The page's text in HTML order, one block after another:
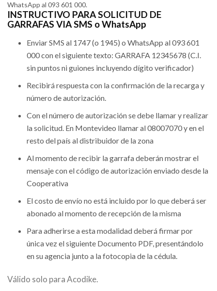
WhatsApp al 093 601 000.
INSTRUCTIVO PARA SOLICITUD DE
GARRAFAS VIA SMS o WhatsApp
Enviar SMS al 1747 (o 1945) o WhatsApp al 093 601
000con el siguiente texto: GARRAFA 12345678 (C.I.
sin puntos ni guiones incluyendo dígito verificador)
Recibirá respuesta con la confirmación de la recarga y
número de autorización.
Con el número de autorización se debe llamar y realizar
la solicitud. En Montevideo llamar al 08007070 y en el
resto del país al distribuidor de la zona
Al momento de recibir la garrafa deberán mostrar el
mensaje con el código de autorización enviado desde la
Cooperativa
El costo de envío no está incluido por lo que deberá ser
abonado al momento de recepción de la misma
Para adherirse a esta modalidad deberá firmar por
única vez el siguiente Documento PDF, presentándolo
en su agencia junto a la fotocopia de la cédula.
Válido solo para Acodike.